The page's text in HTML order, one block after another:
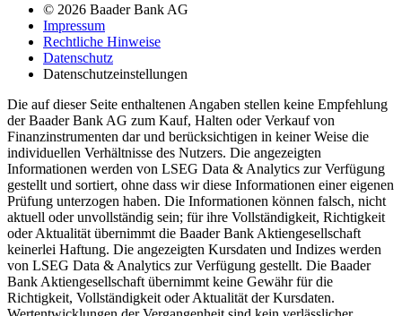
© 2026 Baader Bank AG
Impressum
Rechtliche Hinweise
Datenschutz
Datenschutzeinstellungen
Die auf dieser Seite enthaltenen Angaben stellen keine Empfehlung
der Baader Bank AG zum Kauf, Halten oder Verkauf von
Finanzinstrumenten dar und berücksichtigen in keiner Weise die
individuellen Verhältnisse des Nutzers. Die angezeigten
Informationen werden von LSEG Data & Analytics zur Verfügung
gestellt und sortiert, ohne dass wir diese Informationen einer eigenen
Prüfung unterzogen haben. Die Informationen können falsch, nicht
aktuell oder unvollständig sein; für ihre Vollständigkeit, Richtigkeit
oder Aktualität übernimmt die Baader Bank Aktiengesellschaft
keinerlei Haftung. Die angezeigten Kursdaten und Indizes werden
von LSEG Data & Analytics zur Verfügung gestellt. Die Baader
Bank Aktiengesellschaft übernimmt keine Gewähr für die
Richtigkeit, Vollständigkeit oder Aktualität der Kursdaten.